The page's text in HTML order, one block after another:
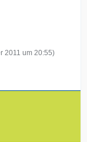
2011 um 20:55)